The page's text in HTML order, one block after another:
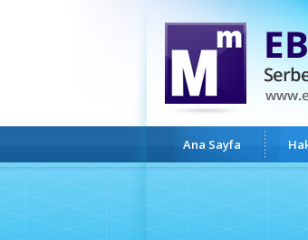
Ana Sayfa